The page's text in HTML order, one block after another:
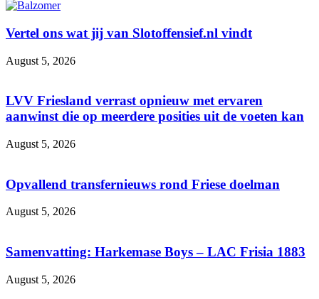
Vertel ons wat jij van Slotoffensief.nl vindt
August 5, 2026
LVV Friesland verrast opnieuw met ervaren
aanwinst die op meerdere posities uit de voeten kan
August 5, 2026
Opvallend transfernieuws rond Friese doelman
August 5, 2026
Samenvatting: Harkemase Boys – LAC Frisia 1883
August 5, 2026